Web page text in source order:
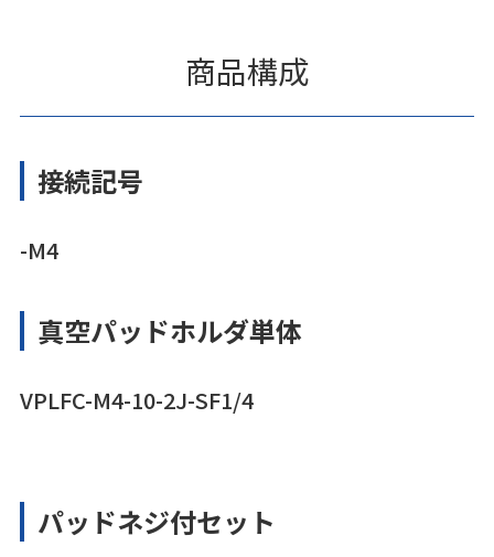
商品構成
接続記号
-M4
真空パッドホルダ単体
VPLFC-M4-10-2J-SF1/4
パッドネジ付セット